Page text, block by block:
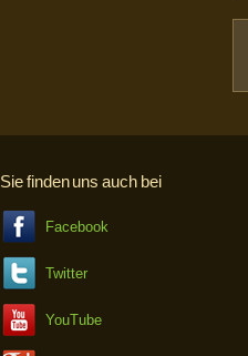
Sie finden uns auch bei
Facebook
Twitter
YouTube